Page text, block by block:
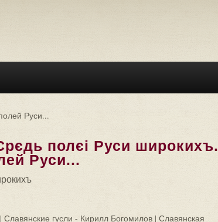
Руси...
полєі Руси широкихъ.
Руси...
гусли - Кирилл Богомилов | Славянская